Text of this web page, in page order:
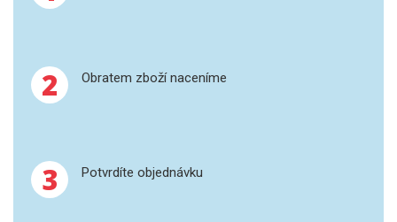
LISOVÁNÍ
GRAFITOVÉ KELÍMKY
2 Obratem zboží naceníme
3 Potvrdíte objednávku